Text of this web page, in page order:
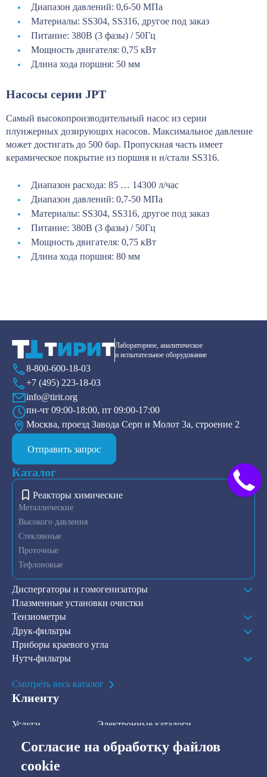
Диапазон давлений: 0,6-50 МПа
Материалы: SS304, SS316, другое под заказ
Питание: 380В (3 фазы) / 50Гц
Мощность двигателя: 0,75 кВт
Длина хода поршня: 50 мм
Насосы серии JPT
Самый высокопроизводительный насос из серии
плунжерных дозирующих насосов. Максимальное давление
может достигать до 500 бар. Пропускная часть имеет
керамическое покрытие из поршня и н/стали SS316.
Диапазон расхода: 85 … 14300 л/час
Диапазон давлений: 0,7-50 МПа
Материалы: SS304, SS316, другое под заказ
Питание: 380В (3 фазы) / 50Гц
Мощность двигателя: 0,75 кВт
Длина хода поршня: 80 мм
Согласие на обработку файлов
cookie
Лабораторное, аналитическое
и испытательное оборудование
8-800-600-18-03
+7 (495) 223-18-03
info@tirit.org
пн-чт 09:00-18:00, пт 09:00-17:00
Москва, проезд Завода Серп и Молот 3а, строение 2
Отправить запрос
Каталог
Реакторы химические
Металлические
Высокого давления
Стеклянные
Проточные
Тефлоновые
Диспергаторы и гомогенизаторы
Плазменные установки очистки
Тензиометры
Друк-фильтры
Приборы краевого угла
Нутч-фильтры
Смотреть весь каталог
Клиенту
Услуги
В наличии на складе
Электронные каталоги
Контакты